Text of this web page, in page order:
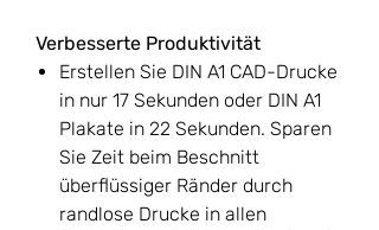
Verbesserte Produktivität
Erstellen Sie DIN A1 CAD-Drucke
in nur 17 Sekunden oder DIN A1
Plakate in 22 Sekunden. Sparen
Sie Zeit beim Beschnitt
überflüssiger Ränder durch
randlose Drucke in allen